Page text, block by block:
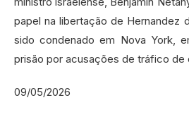
papel na libertação de Hernandez
sido condenado em Nova York,
prisão por acusações de tráfico de
09/05/2026